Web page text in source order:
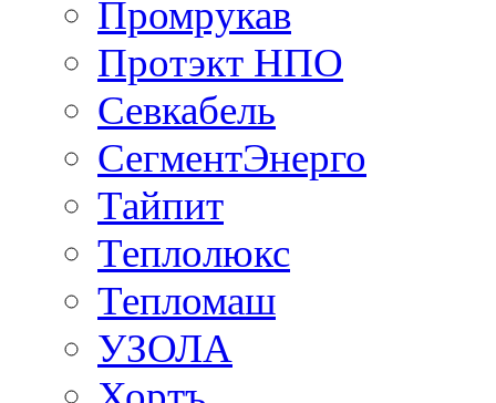
Промрукав
Протэкт НПО
Севкабель
СегментЭнерго
Тайпит
Теплолюкс
Тепломаш
УЗОЛА